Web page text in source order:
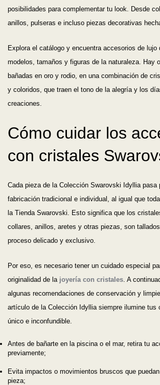
posibilidades para complementar tu look. Desde
anillos, pulseras e incluso piezas decorativas
Explora el catálogo y encuentra accesorios de lujo
modelos, tamaños y figuras de la naturaleza. Hay
bañadas en oro y rodio, en una combinación de
y coloridos, que traen el tono de la alegría y los
creaciones.
Cómo cuidar los
con cristales
Cada pieza de la Colección Swarovski Idyllia pasa
fabricación tradicional e individual, al igual que
la Tienda Swarovski. Esto significa que los
collares, anillos, aretes y otras piezas, son
proceso delicado y exclusivo.
Por eso, es necesario tener un cuidado especial
originalidad de la joyería con cristales . A
algunas recomendaciones de conservación y
artículo de la Colección Idyllia siempre ilumine tus
único e inconfundible.
Antes de bañarte en la piscina o el mar, retira tu
previamente;
Evita impactos o movimientos bruscos que
pieza;